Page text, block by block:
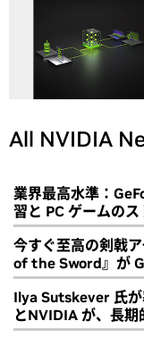
All NVIDIA
業界最高水準：
習と PC ゲームの
今すぐ至高の剣戟
of the Sword』が
Ilya Sutskever 氏
とNVIDIA が、長